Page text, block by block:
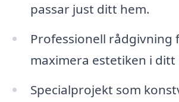
passar just ditt hem.
Professionell rådgivning
maximera estetiken i
Specialprojekt som